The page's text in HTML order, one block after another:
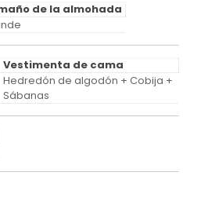
de la almohada
Vestimenta de cama
Hedredón de algodón + Cobija +
Sábanas